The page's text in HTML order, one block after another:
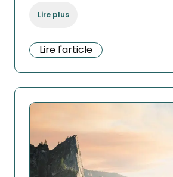
Lire plus
Lire l'article